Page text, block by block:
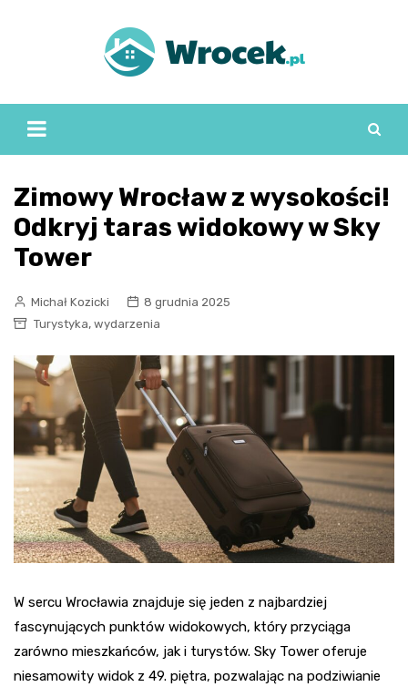
Zimowy Wrocław z wysokości!
Odkryj taras widokowy w Sky
Tower
Michał Kozicki
8 grudnia 2025
Turystyka, wydarzenia
W sercu Wrocławia znajduje się jeden z najbardziej
fascynujących punktów widokowych, który przyciąga
zarówno mieszkańców, jak i turystów. Sky Tower oferuje
niesamowity widok z 49. piętra, pozwalając na podziwianie